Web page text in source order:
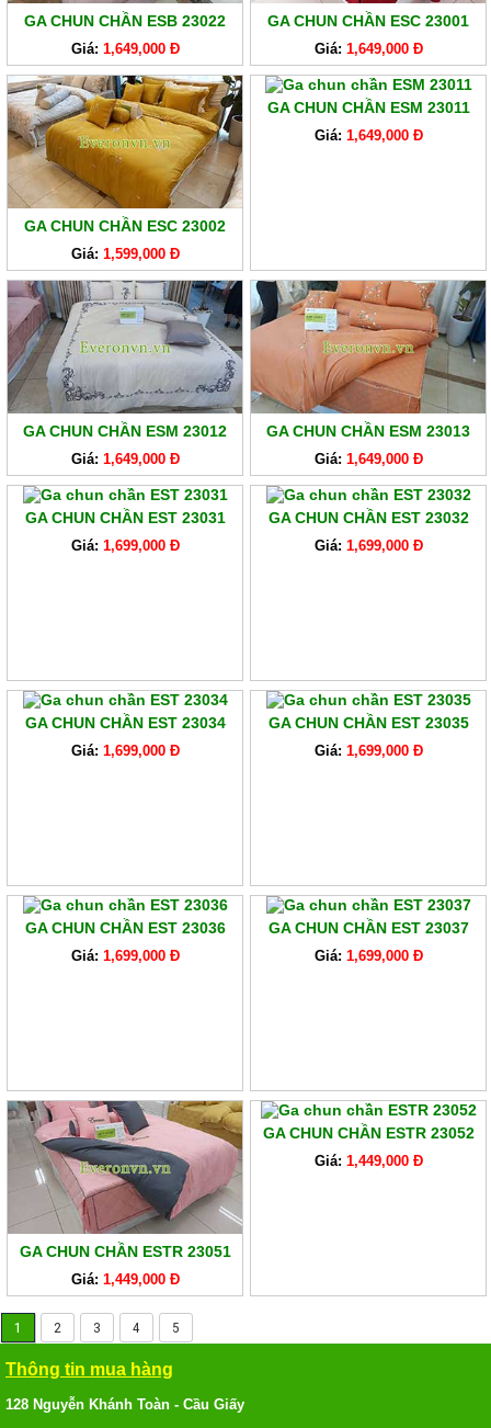
GA CHUN CHẦN ESB 23022
Giá: 1,649,000 Đ
GA CHUN CHẦN ESC 23001
Giá: 1,649,000 Đ
GA CHUN CHẦN ESC 23002
Giá: 1,599,000 Đ
GA CHUN CHẦN ESM 23011
Giá: 1,649,000 Đ
GA CHUN CHẦN ESM 23012
Giá: 1,649,000 Đ
GA CHUN CHẦN ESM 23013
Giá: 1,649,000 Đ
GA CHUN CHẦN EST 23031
Giá: 1,699,000 Đ
GA CHUN CHẦN EST 23032
Giá: 1,699,000 Đ
GA CHUN CHẦN EST 23034
Giá: 1,699,000 Đ
GA CHUN CHẦN EST 23035
Giá: 1,699,000 Đ
GA CHUN CHẦN EST 23036
Giá: 1,699,000 Đ
GA CHUN CHẦN EST 23037
Giá: 1,699,000 Đ
GA CHUN CHẦN ESTR 23051
Giá: 1,449,000 Đ
GA CHUN CHẦN ESTR 23052
Giá: 1,449,000 Đ
1 2 3 4 5
Thông tin mua hàng
128 Nguyễn Khánh Toàn - Cầu Giấy